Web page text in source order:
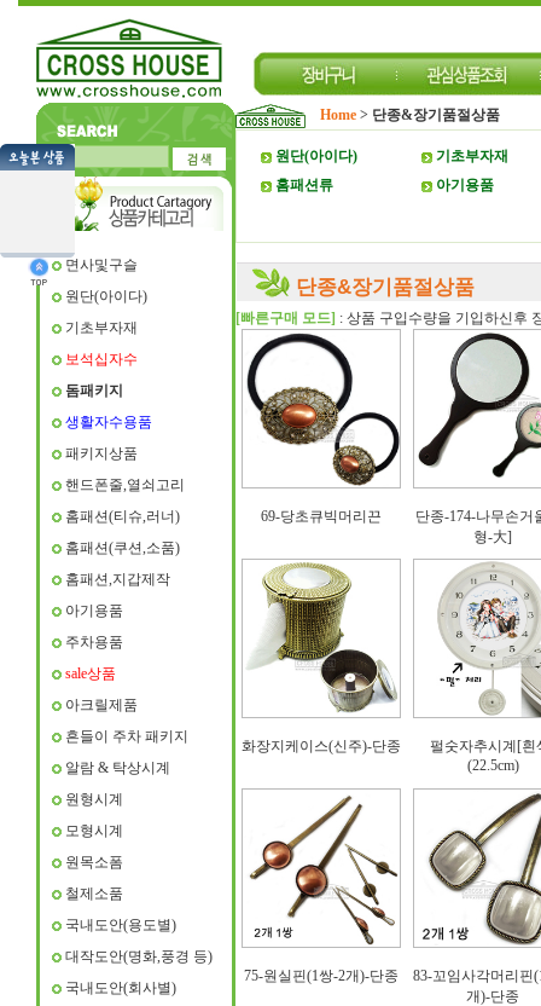
면사및구슬
원단(아이다)
기초부자재
보석십자수
돔패키지
생활자수용품
패키지상품
핸드폰줄,열쇠고리
홈패션(티슈,러너)
홈패션(쿠션,소품)
홈패션,지갑제작
아기용품
주차용품
sale상품
아크릴제품
흔들이 주차 패키지
알람 & 탁상시계
원형시계
모형시계
원목소폼
철제소품
국내도안(용도별)
대작도안(명화,풍경 등)
국내도안(회사별)
Home > 단종&장기품절상품
원단(아이다)
기초부자재
홈패션류
아기용품
단종&장기품절상품
[빠른구매 모드] : 상품 구입수량을 기입하신후
69-당초큐빅머리끈
단종-174-나무손거
형-大]
화장지케이스(신주)-단종
펄숫자추시계[흰
(22.5cm)
75-원실핀(1쌍-2개)-단종
83-꼬임사각머리핀
개)-단종